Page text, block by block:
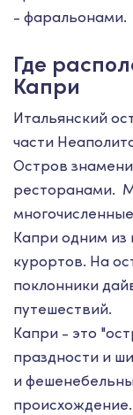
- фаральонами.
Где
Капри
Итальянский
части
Остров
ресторанами.
Капри одним
курортов. На
поклонники
путешествий.
Капри - это
праздности и
и